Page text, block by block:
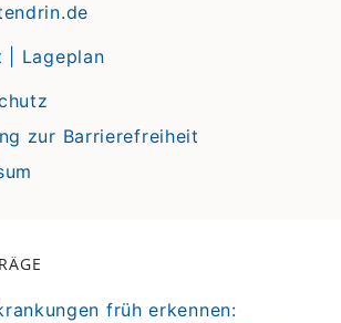
| Lageplan
zur Barrierefreiheit
früh erkennen: